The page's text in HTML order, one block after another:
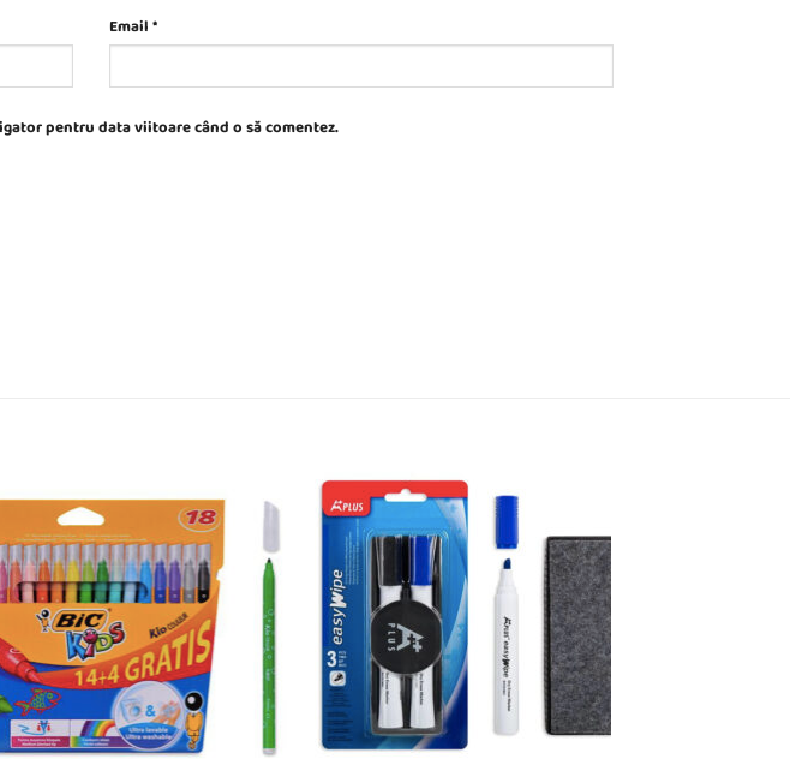
Email *
pentru data viitoare când o să comentez.